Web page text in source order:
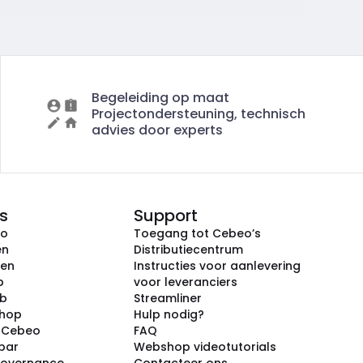
Begeleiding op maat
Projectondersteuning, technisch
advies door experts
Support
Toegang tot Cebeo’s
Distributiecentrum
Instructies voor aanlevering
voor leveranciers
Streamliner
Hulp nodig?
FAQ
Webshop videotutorials